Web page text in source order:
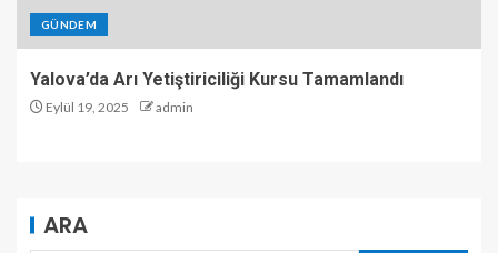
GÜNDEM
Yalova’da Arı Yetiştiriciliği Kursu Tamamlandı
Eylül 19, 2025 admin
ARA